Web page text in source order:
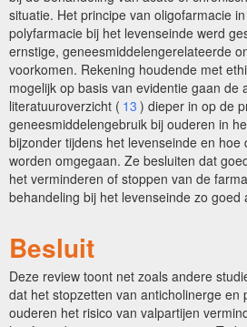
situatie. Het principe van oligofarmacie
polyfarmacie bij het levenseinde werd
ernstige, geneesmiddelengerelateerde
voorkomen. Rekening houdende met
mogelijk op basis van evidentie gaan de
literatuuroverzicht ( 13 ) dieper in op de
geneesmiddelengebruik bij ouderen in
bijzonder tijdens het levenseinde en hoe
worden omgegaan. Ze besluiten dat
het verminderen of stoppen van de
behandeling bij het levenseinde zo goed
Besluit
Deze review toont net zoals andere
dat het stopzetten van anticholinerge en
ouderen het risico van valpartijen